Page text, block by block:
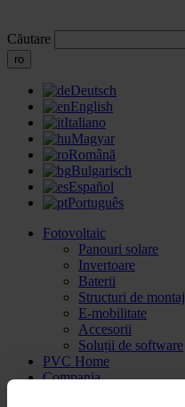
Căutare
ro
Deutsch
English
Italiano
Magyar
Română
Bulgarisch
Español
Português
Fotovoltaic
Panouri solare
Invertoare
Baterii
Structuri de montaj
E-mobilitate
Accesorii
Soluții de software
PVC Home
Compania